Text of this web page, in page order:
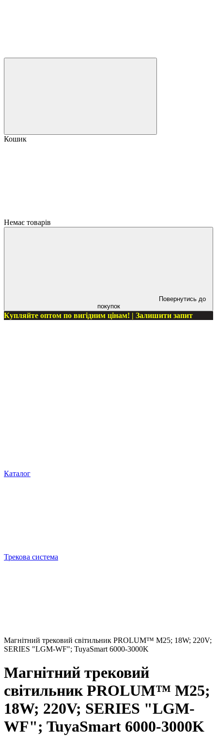
Кошик
Немає товарів
Повернутись до
покупок
Купляйте оптом по вигідним цінам! | Залишити запит
Каталог
Трекова система
Магнітний трековий світильник PROLUM™ M25; 18W; 220V;
SERIES "LGM-WF"; TuyaSmart 6000-3000K
Магнітний трековий
світильник PROLUM™ M25;
18W; 220V; SERIES "LGM-
WF"; TuyaSmart 6000-3000K